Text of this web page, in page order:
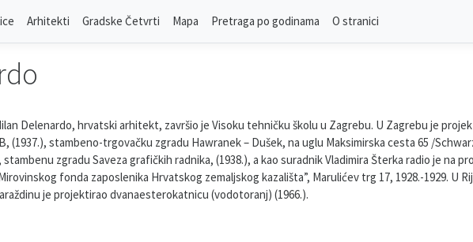
Arhitekti Gradske Četvrti Mapa Pretraga po godinama O stranici
Delenardo, hrvatski arhitekt, završio je Visoku tehničku školu u Zagrebu. U Zagrebu je
(1937.), stambeno-trgovačku zgradu Hawranek – Dušek, na uglu Maksimirska cesta 65 /
stambenu zgradu Saveza grafičkih radnika, (1938.), a kao suradnik Vladimira Šterka radio je na
fonda zaposlenika Hrvatskog zemaljskog kazališta”, Marulićev trg 17, 1928.-1929. U
je projektirao dvanaesterokatnicu (vodotoranj) (1966.).